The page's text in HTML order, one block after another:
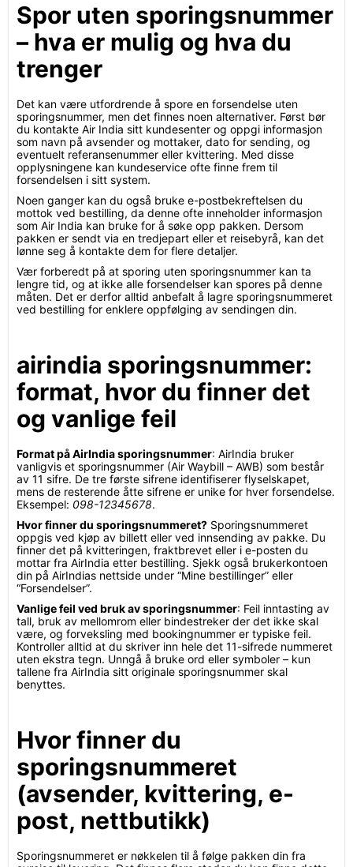
Spor uten sporingsnummer
– hva er mulig og hva du
trenger
Det kan være utfordrende å spore en forsendelse uten
sporingsnummer, men det finnes noen alternativer. Først bør
du kontakte Air India sitt kundesenter og oppgi informasjon
som navn på avsender og mottaker, dato for sending, og
eventuelt referansenummer eller kvittering. Med disse
opplysningene kan kundeservice ofte finne frem til
forsendelsen i sitt system.
Noen ganger kan du også bruke e-postbekreftelsen du
mottok ved bestilling, da denne ofte inneholder informasjon
som Air India kan bruke for å søke opp pakken. Dersom
pakken er sendt via en tredjepart eller et reisebyrå, kan det
lønne seg å kontakte dem for flere detaljer.
Vær forberedt på at sporing uten sporingsnummer kan ta
lengre tid, og at ikke alle forsendelser kan spores på denne
måten. Det er derfor alltid anbefalt å lagre sporingsnummeret
ved bestilling for enklere oppfølging av sendingen din.
airindia sporingsnummer:
format, hvor du finner det
og vanlige feil
Format på AirIndia sporingsnummer: AirIndia bruker
vanligvis et sporingsnummer (Air Waybill – AWB) som består
av 11 sifre. De tre første sifrene identifiserer flyselskapet,
mens de resterende åtte sifrene er unike for hver forsendelse.
Eksempel: 098-12345678.
Hvor finner du sporingsnummeret? Sporingsnummeret
oppgis ved kjøp av billett eller ved innsending av pakke. Du
finner det på kvitteringen, fraktbrevet eller i e-posten du
mottar fra AirIndia etter bestilling. Sjekk også brukerkontoen
din på AirIndias nettside under “Mine bestillinger” eller
“Forsendelser”.
Vanlige feil ved bruk av sporingsnummer: Feil inntasting av
tall, bruk av mellomrom eller bindestreker der det ikke skal
være, og forveksling med bookingnummer er typiske feil.
Kontroller alltid at du skriver inn hele det 11-sifrede nummeret
uten ekstra tegn. Unngå å bruke ord eller symboler – kun
tallene fra AirIndia sitt originale sporingsnummer skal
benyttes.
Hvor finner du
sporingsnummeret
(avsender, kvittering, e-
post, nettbutikk)
Sporingsnummeret er nøkkelen til å følge pakken din fra